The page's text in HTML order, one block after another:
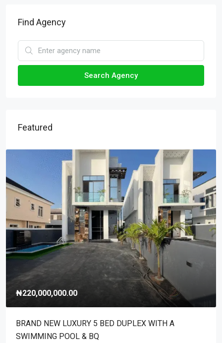
Find Agency
Search Agency
Featured
₦220,000,000.00
BRAND NEW LUXURY 5 BED DUPLEX WITH A
SWIMMING POOL & BQ